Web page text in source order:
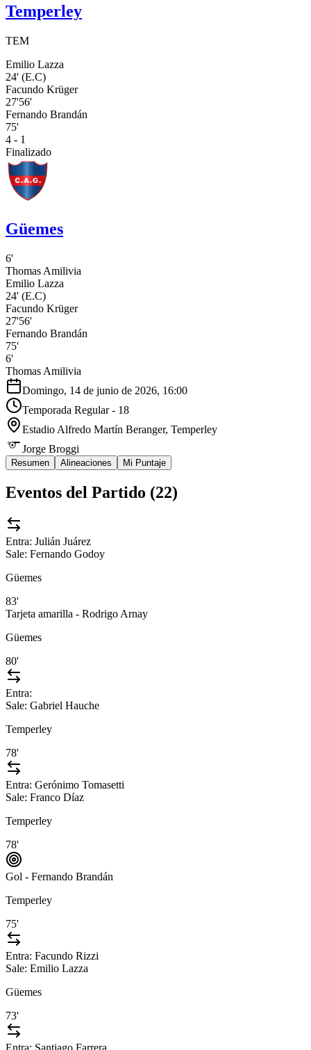
Temperley
TEM
Emilio Lazza
24' (E.C)
Facundo Krüger
27'56'
Fernando Brandán
75'
4 - 1
Finalizado
Güemes
6'
Thomas Amilivia
Emilio Lazza
24' (E.C)
Facundo Krüger
27'56'
Fernando Brandán
75'
6'
Thomas Amilivia
Domingo, 14 de junio de 2026, 16:00
Temporada Regular - 18
Estadio Alfredo Martín Beranger, Temperley
Jorge Broggi
Resumen Alineaciones Mi Puntaje
Eventos del Partido (22)
Entra: Julián Juárez
Sale: Fernando Godoy
Güemes
83'
Tarjeta amarilla - Rodrigo Arnay
Güemes
80'
Entra:
Sale: Gabriel Hauche
Temperley
78'
Entra: Gerónimo Tomasetti
Sale: Franco Díaz
Temperley
78'
Gol - Fernando Brandán
Temperley
75'
Entra: Facundo Rizzi
Sale: Emilio Lazza
Güemes
73'